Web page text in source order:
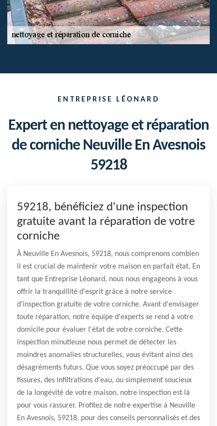
ENTREPRISE LÉONARD
Expert en nettoyage et réparation
de corniche Neuville En Avesnois
59218
59218, bénéficiez d'une inspection
gratuite avant la réparation de votre
corniche
À Neuville En Avesnois, 59218, nous comprenons combien
il est crucial de maintenir votre maison en parfait état. En
tant que Entreprise Léonard, nous nous engageons à vous
offrir la tranquillité d'esprit grâce à notre service
d'inspection gratuite de votre corniche. Avant d'envisager
toute réparation, notre équipe d'experts se rend à votre
domicile pour évaluer l'état de votre corniche. Cette
inspection minutieuse nous permet de détecter les
moindres anomalies structurelles, vous évitant ainsi des
désagréments futurs. Que vous soyez préoccupé par des
fissures, des infiltrations d'eau, ou simplement soucieux
de la longévité de votre maison, notre inspection est là
pour vous rassurer. Profitez de notre expertise à Neuville
En Avesnois, 59218, pour des conseils personnalisés et des